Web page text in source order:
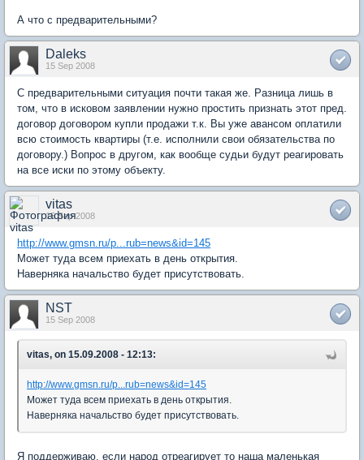
А что с предварительными?
Daleks
15 Sep 2008
C предварительными ситуация почти такая же. Разница лишь в
том, что в исковом заявлении нужно простить признать этот пред.
договор договором купли продажи т.к. Вы уже авансом оплатили
всю стоимость квартиры (т.е. исполнили свои обязательства по
договору.) Вопрос в другом, как вообще судьи будут реагировать
на все иски по этому объекту.
vitas
15 Sep 2008
http://www.gmsn.ru/p...rub=news&id=145
Может туда всем приехать в день открытия.
Наверняка начальство будет присутствовать.
NST
15 Sep 2008
vitas, on 15.09.2008 - 12:13:
http://www.gmsn.ru/p...rub=news&id=145
Может туда всем приехать в день открытия.
Наверняка начальство будет присутствовать.
Я поддерживаю, если народ отреагирует то наша маленькая